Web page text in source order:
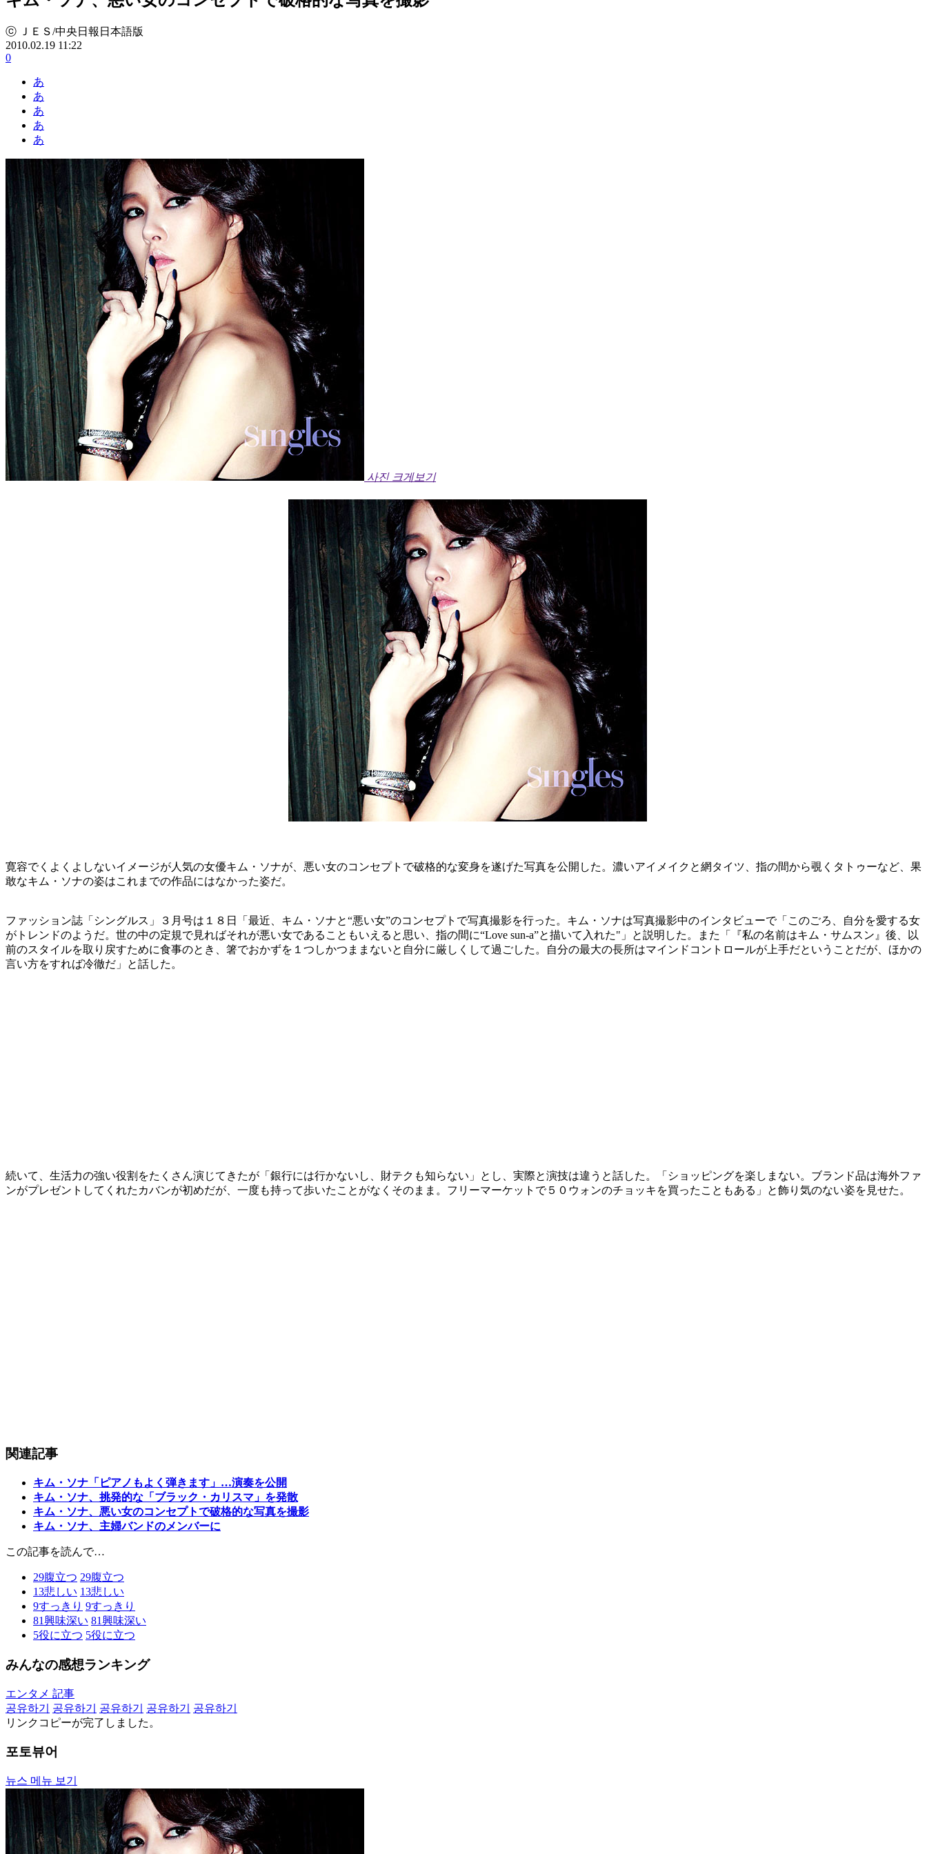
ⓒ ＪＥＳ/中央日報日本語版
2010.02.19 11:22
0
あ
あ
あ
あ
あ
사진 크게보기
寛容でくよくよしないイメージが人気の女優キム・ソナが、悪い女のコンセプトで破格的な変身を遂げた写真を公開した。濃いアイメイクと網タイツ、指の間から覗くタトゥーなど、果
敢なキム・ソナの姿はこれまでの作品にはなかった姿だ。
ファッション誌「シングルス」３月号は１８日「最近、キム・ソナと“悪い女”のコンセプトで写真撮影を行った。キム・ソナは写真撮影中のインタビューで「このごろ、自分を愛する女
がトレンドのようだ。世の中の定規で見ればそれが悪い女であることもいえると思い、指の間に“Love sun-a”と描いて入れた"」と説明した。また「『私の名前はキム・サムスン』後、以
前のスタイルを取り戻すために食事のとき、箸でおかずを１つしかつままないと自分に厳しくして過ごした。自分の最大の長所はマインドコントロールが上手だということだが、ほかの
言い方をすれば冷徹だ」と話した。
続いて、生活力の強い役割をたくさん演じてきたが「銀行には行かないし、財テクも知らない」とし、実際と演技は違うと話した。「ショッピングを楽しまない。ブランド品は海外ファ
ンがプレゼントしてくれたカバンが初めだが、一度も持って歩いたことがなくそのまま。フリーマーケットで５０ウォンのチョッキを買ったこともある」と飾り気のない姿を見せた。
関連記事
キム・ソナ「ピアノもよく弾きます」…演奏を公開
キム・ソナ、挑発的な「ブラック・カリスマ」を発散
キム・ソナ、悪い女のコンセプトで破格的な写真を撮影
キム・ソナ、主婦バンドのメンバーに
この記事を読んで…
29腹立つ 29腹立つ
13悲しい 13悲しい
9すっきり 9すっきり
81興味深い 81興味深い
5役に立つ 5役に立つ
みんなの感想ランキング
エンタメ 記事
공유하기
공유하기 공유하기 공유하기
공유하기
リンクコピーが完了しました。
포토뷰어
뉴스 메뉴 보기